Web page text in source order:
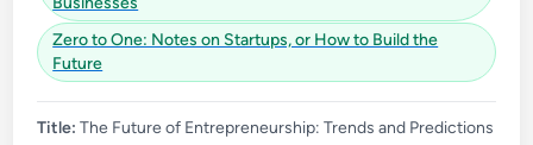
Zero to One: Notes on Startups, or How to Build the
Future
Title: The Future of Entrepreneurship: Trends and Predictions